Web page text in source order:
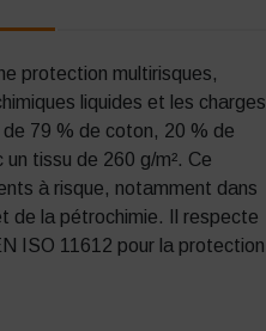
protection multirisques,
liquides et les charges
79 % de coton, 20 % de
tissu de 260 g/m². Ce
à risque, notamment dans
de la pétrochimie. Il respecte
ISO 11612 pour la protection